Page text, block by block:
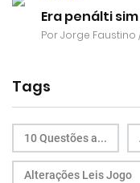
Era penálti sim
PorJorge Faustino
Tags
10 Questões a...
Alterações Leis Jogo